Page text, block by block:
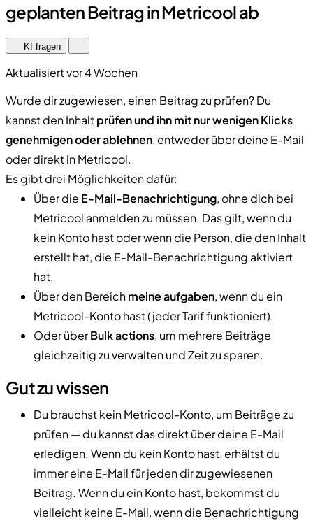
geplanten Beitrag in Metricool ab
KI fragen
Aktualisiert vor 4 Wochen
Wurde dir zugewiesen, einen Beitrag zu prüfen? Du
kannst den Inhaltprüfen und ihn mit nur wenigen Klicks
genehmigen oder ablehnen, entweder über deine E-Mail
oder direkt in Metricool.
Es gibt drei Möglichkeiten dafür:
Über die E-Mail-Benachrichtigung, ohne dich bei
Metricool anmelden zu müssen. Das gilt, wenn du
kein Konto hast oder wenn die Person, die den Inhalt
erstellt hat, die E-Mail-Benachrichtigung aktiviert
hat.
Über den Bereichmeine aufgaben, wenn du ein
Metricool-Konto hast (jeder Tarif funktioniert).
Oder überBulk actions, um mehrere Beiträge
gleichzeitig zu verwalten und Zeit zu sparen.
Gut zu wissen
Du brauchst kein Metricool-Konto, um Beiträge zu
prüfen — du kannst das direkt über deine E-Mail
erledigen. Wenn du kein Konto hast, erhältst du
immer eine E-Mail für jeden dir zugewiesenen
Beitrag. Wenn du ein Konto hast, bekommst du
vielleicht keine E-Mail, wenn die Benachrichtigung